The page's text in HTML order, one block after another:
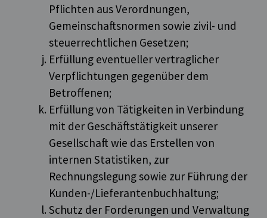
Pflichten aus Verordnungen,
Gemeinschaftsnormen sowie zivil- und
steuerrechtlichen Gesetzen;
Erfüllung eventueller vertraglicher
Verpflichtungen gegenüber dem
Betroffenen;
Erfüllung von Tätigkeiten in Verbindung
mit der Geschäftstätigkeit unserer
Gesellschaft wie das Erstellen von
internen Statistiken, zur
Rechnungslegung sowie zur Führung der
Kunden-/Lieferantenbuchhaltung;
Schutz der Forderungen und Verwaltung